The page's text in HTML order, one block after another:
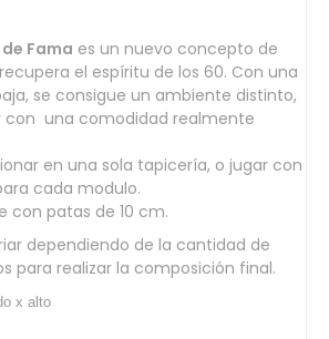
Fama es un nuevo concepto de
el espíritu de los 60. Con una
se consigue un ambiente distinto,
con una comodidad realmente
en una sola tapicería, o jugar con
cada modulo.
con patas de 10 cm.
dependiendo de la cantidad de
para realizar la composición final.
x alto